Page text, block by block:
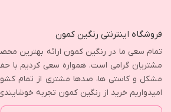
فروشگاه اینترنتی رنگین کمون
تمام سعی ما در رنگین کمون ارائه بهترین
مشتریان گرامی است. همواره سعی کردیم با
مشکل و کاستی ها، صدها مشتری از تمام
امیدواریم خرید از رنگین کمون تجربه